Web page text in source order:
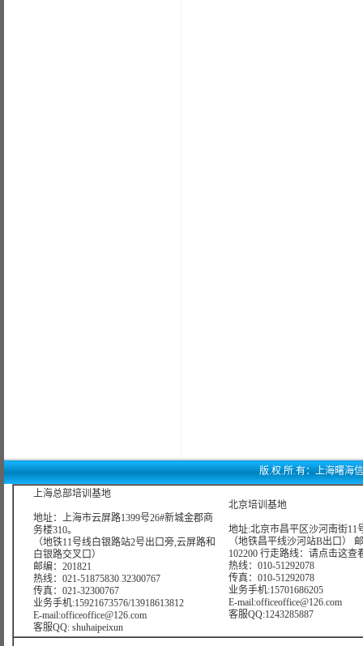
版.权.所.有：上海曙海
上海总部培训基地
地址：上海市云屏路1399号26#新城金郡商
务楼310。
（地铁11号线白银路站2号出口旁,云屏路和
白银路交叉口）
邮编：201821
热线：021-51875830 32300767
传真：021-32300767
业务手机:15921673576/13918613812
E-mail:officeoffice@126.com
客服QQ: shuhaipeixun
北京培训基地
地址:北京市昌平区沙河南街11
（地铁昌平线沙河站B出口）
102200 行走路线： 请点击这查
热线：010-51292078
传真：010-51292078
业务手机:15701686205
E-mail:officeoffice@126.com
客服QQ:1243285887